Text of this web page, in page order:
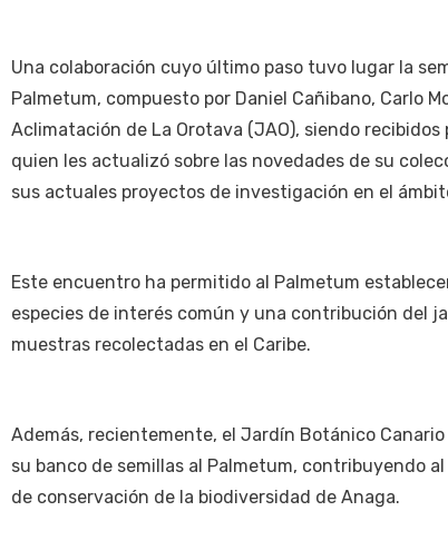
Una colaboración cuyo último paso tuvo lugar la
Palmetum, compuesto por Daniel Cañibano, Carlo
Aclimatación de La Orotava (JAO), siendo
quien les actualizó sobre las novedades de su
sus actuales proyectos de investigación en el
Este encuentro ha permitido al Palmetum
especies de interés común y una contribución del
muestras recolectadas en el Caribe.
Además, recientemente, el Jardín Botánico
su banco de semillas al Palmetum, contribuyendo
de conservación de la biodiversidad de Anaga.